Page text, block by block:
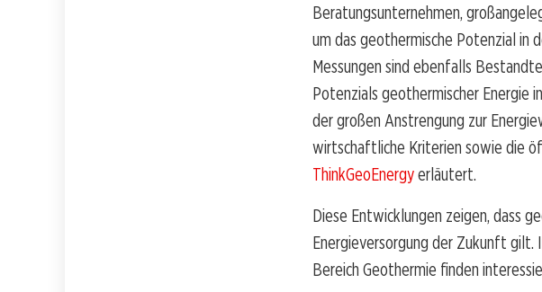
Beratungsunternehmen,
um das geothermische Potenzial in
Messungen sind ebenfalls
Potenzials geothermischer Energie
der großen Anstrengung zur
wirtschaftliche Kriterien sowie die
ThinkGeoEnergyerläutert.
Diese Entwicklungen zeigen, dass
Energieversorgung der Zukunft
Bereich Geothermie finden